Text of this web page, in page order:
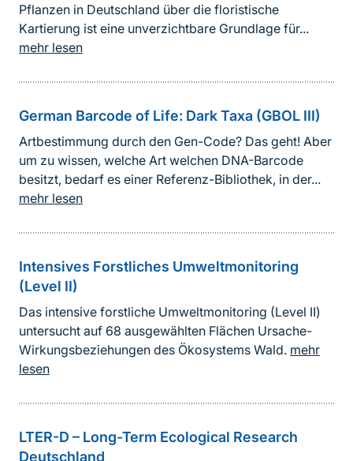
Pflanzen in Deutschland über die floristische
Kartierung ist eine unverzichtbare Grundlage für...
mehr lesen
German Barcode of Life: Dark Taxa (GBOL III)
Artbestimmung durch den Gen-Code? Das geht! Aber
um zu wissen, welche Art welchen DNA-Barcode
besitzt, bedarf es einer Referenz-Bibliothek, in der...
mehr lesen
Intensives Forstliches Umweltmonitoring
(Level II)
Das intensive forstliche Umweltmonitoring (Level II)
untersucht auf 68 ausgewählten Flächen Ursache-
Wirkungsbeziehungen des Ökosystems Wald. mehr
lesen
LTER-D – Long-Term Ecological Research
Deutschland